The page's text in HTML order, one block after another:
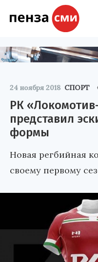
24 ноября 2018 СПОРТ
РК
представил
формы
Новая регбийная
своему первому